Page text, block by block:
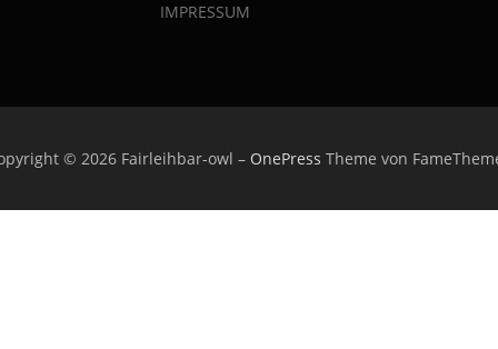
IMPRESSUM
© 2026 Fairleihbar-owl – OnePress Theme von